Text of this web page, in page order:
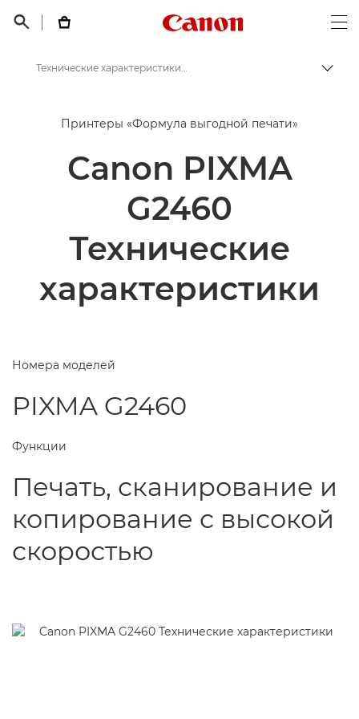
 
Canon Logo, back
Принтеры Canon
Canon PIXMA G2460
Принтеры «Формула выгодной печати»
Canon PIXMA
G2460
Технические
характеристики
Номера моделей
PIXMA G2460
Функции
Печать, сканирование и
копирование с высокой
скоростью